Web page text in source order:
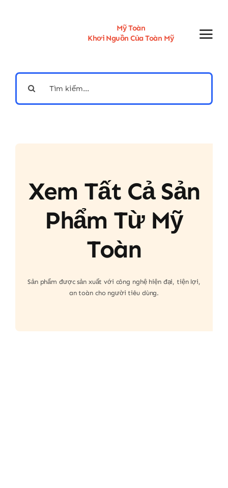
Mỹ Toàn
Khơi Nguồn Của Toàn Mỹ
Search
Xem Tất Cả Sản
Phẩm Từ Mỹ
Toàn
Sản phẩm được sản xuất với công nghệ hiện đại, tiện lợi,
an toàn cho người tiêu dùng.